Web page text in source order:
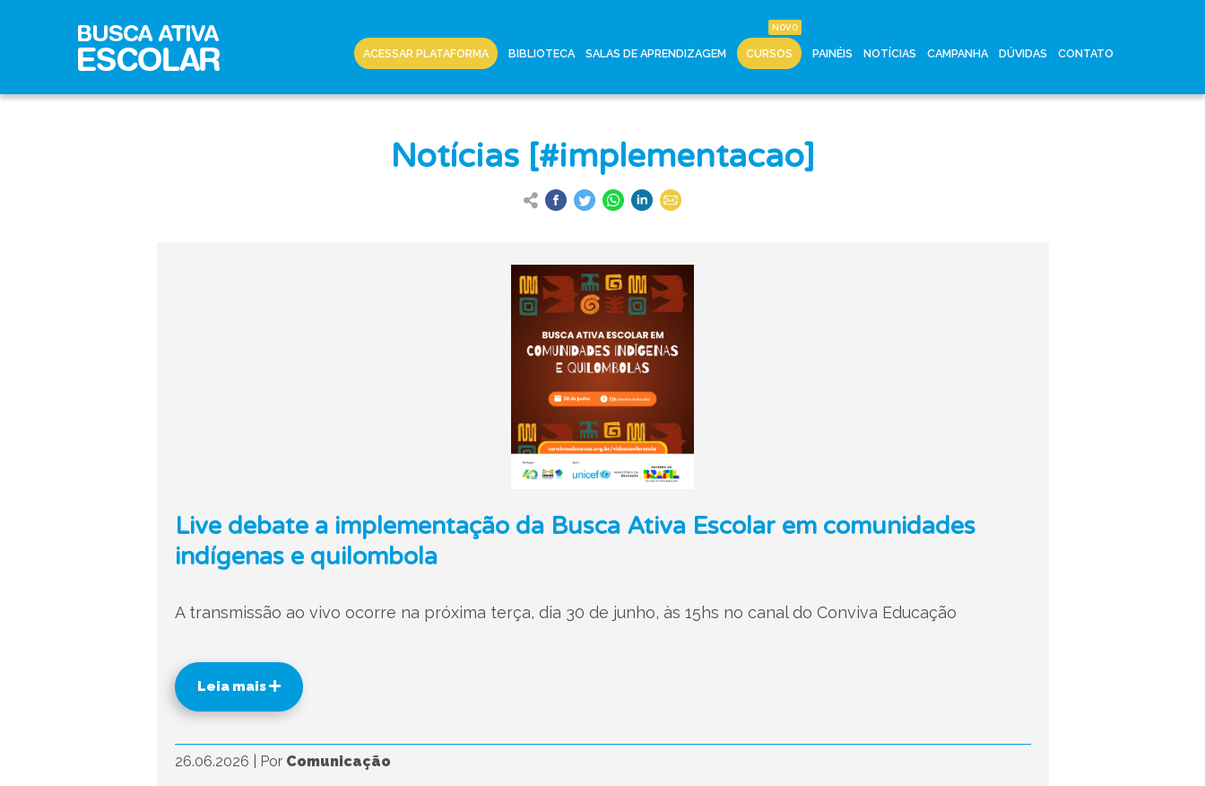
ACESSAR PLATAFORMA BIBLIOTECA SALAS DE APRENDIZAGEM CURSOS PAINÉIS NOTÍCIAS CAMPANHA DÚVIDAS CONTATO
Notícias [#implementacao]
Live debate a implementação da Busca Ativa Escolar em comunidades
indígenas e quilombola
A transmissão ao vivo ocorre na próxima terça, dia 30 de junho, às 15hs no canal do Conviva Educação
Leia mais
26.06.2026 Por Comunicação